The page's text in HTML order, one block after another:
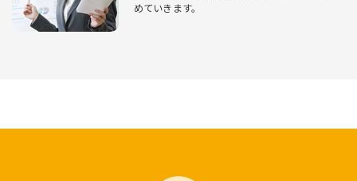
めていきます。